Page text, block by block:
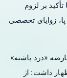
بر لزوم
زوایای تخصصی
«درد پاشنه»
داشت: از